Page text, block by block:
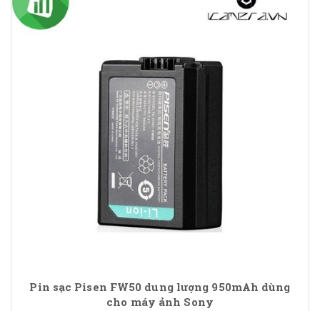
Pin sạc Pisen FW50 dung lượng 950mAh dùng
cho máy ảnh Sony